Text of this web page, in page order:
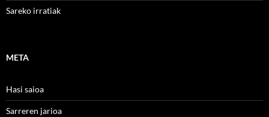
Sareko irratiak
META
Hasi saioa
Sarreren jarioa